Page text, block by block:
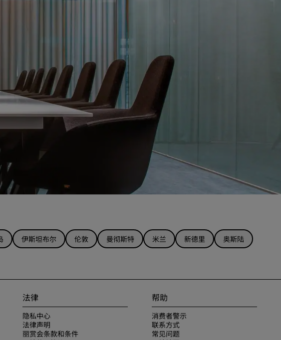
伊斯坦布尔 伦敦 曼彻斯特 米兰 新德里
奥斯陆
法律
隐私中心
法律声明
丽赏会条款和条件
帮助
消费者警示
联系方式
常见问题